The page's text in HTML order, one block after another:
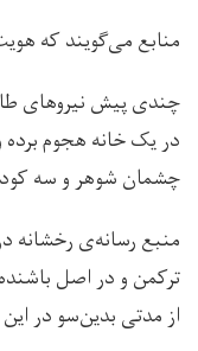
منابع می‌گویند که
چندی پیش نیروهای
چشمان شوهر و سه
منبع رسانه‌ی رخشانه
ترکمن و در اصل
از مدتی بدین‌سو در